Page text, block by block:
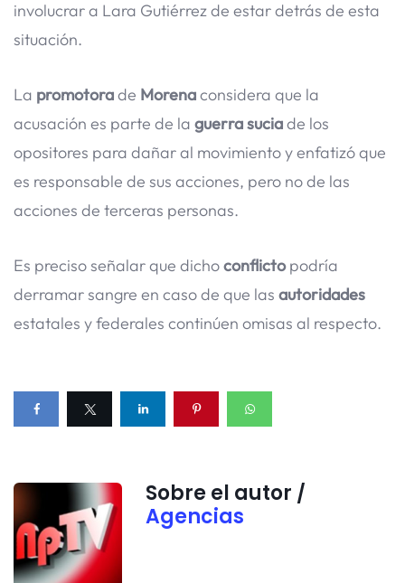
involucrar a Lara Gutiérrez de estar detrás de esta
situación.
La promotorade Morenaconsidera que la
acusación es parte de la guerra suciade los
opositores para dañar al movimiento y enfatizó que
es responsable de sus acciones, pero no de las
acciones de terceras personas.
Es preciso señalar que dichoconflictopodría
derramar sangre en caso de que las autoridades
estatales y federales continúen omisas al respecto.
Sobre el autor /
Agencias